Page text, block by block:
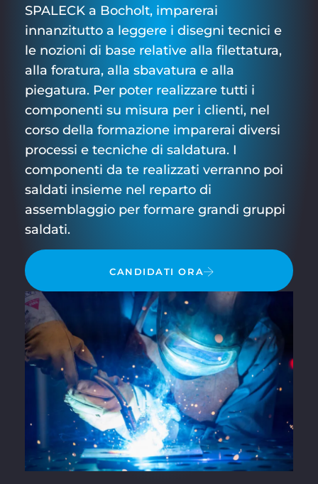
SPALECK a Bocholt, imparerai
innanzitutto a leggere i disegni tecnici e
le nozioni di base relative alla filettatura,
alla foratura, alla sbavatura e alla
piegatura. Per poter realizzare tutti i
componenti su misura per i clienti, nel
corso della formazione imparerai diversi
processi e tecniche di saldatura. I
componenti da te realizzati verranno poi
saldati insieme nel reparto di
assemblaggio per formare grandi gruppi
saldati.
CANDIDATI ORA